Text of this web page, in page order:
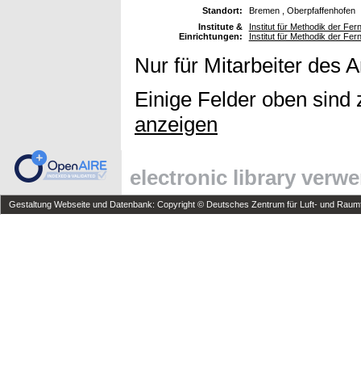
Standort:
Bremen , Oberpfaffenhofen
Institute &
Einrichtungen:
Institut für Methodik der
Institut für Methodik der
Nur für Mitarbeiter des
Einige Felder oben
anzeigen
electronic library
Gestaltung Webseite und Datenbank: Copyright © Deutsches Zentrum für Luft- und